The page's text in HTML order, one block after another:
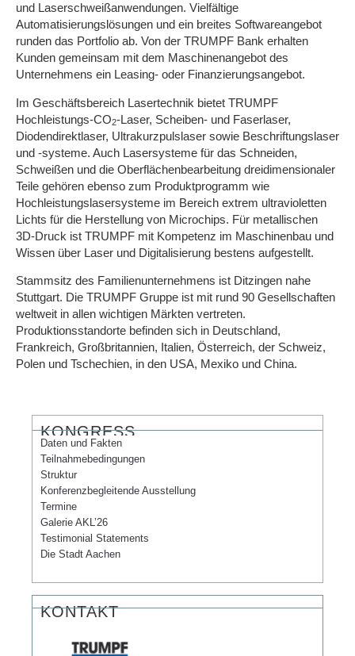
und Laserschweißanwendungen. Vielfältige
Automatisierungslösungen und ein breites Softwareangebot
runden das Portfolio ab. Von der TRUMPF Bank erhalten
Kunden gemeinsam mit dem Maschinenangebot des
Unternehmens ein Leasing- oder Finanzierungsangebot.
Im Geschäftsbereich Lasertechnik bietet TRUMPF
Hochleistungs-CO2-Laser, Scheiben- und Faserlaser,
Diodendirektlaser, Ultrakurzpulslaser sowie Beschriftungslaser
und -systeme. Auch Lasersysteme für das Schneiden,
Schweißen und die Oberflächenbearbeitung dreidimensionaler
Teile gehören ebenso zum Produktprogramm wie
Hochleistungslasersysteme im Bereich extrem ultravioletten
Lichts für die Herstellung von Microchips. Für metallischen
3D-Druck ist TRUMPF mit Kompetenz im Maschinenbau und
Wissen über Laser und Digitalisierung bestens aufgestellt.
Stammsitz des Familienunternehmens ist Ditzingen nahe
Stuttgart. Die TRUMPF Gruppe ist mit rund 90 Gesellschaften
weltweit in allen wichtigen Märkten vertreten.
Produktionsstandorte befinden sich in Deutschland,
Frankreich, Großbritannien, Italien, Österreich, der Schweiz,
Polen und Tschechien, in den USA, Mexiko und China.
KONGRESS
Daten und Fakten
Teilnahmebedingungen
Struktur
Konferenzbegleitende Ausstellung
Termine
Galerie AKL’26
Testimonial Statements
Die Stadt Aachen
KONTAKT